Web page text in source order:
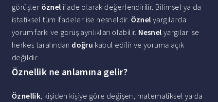
görüşler öznel ifade olarak değerlendirilir. Bilimsel ya da
istatiksel tüm ifadeler ise nesneldir. Öznel yargılarda
yorum farkı ve görüş ayrılıkları olabilir. Nesnel yargılar ise
herkes tarafından doğru kabul edilir ve yoruma açık
değildir.
Öznellik ne anlamına gelir?
Öznellik, kişiden kişiye göre değişen, matematiksel ya da